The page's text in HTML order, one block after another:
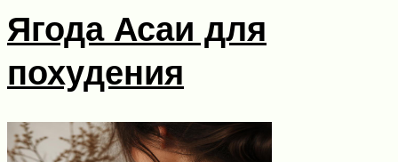
Ягода Асаи для
похудения